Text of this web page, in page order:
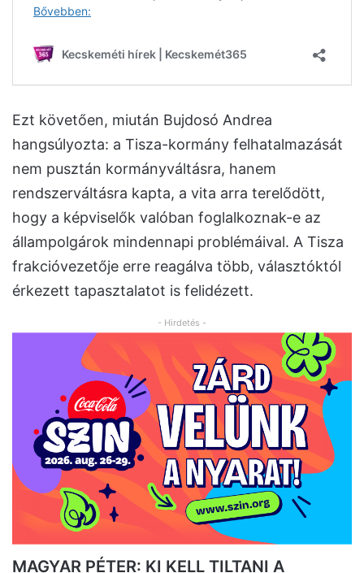
Ezt követően, miután Bujdosó Andrea
hangsúlyozta: a Tisza-kormány felhatalmazását
nem pusztán kormányváltásra, hanem
rendszerváltásra kapta, a vita arra terelődött,
hogy a képviselők valóban foglalkoznak-e az
állampolgárok mindennapi problémáival. A Tisza
frakcióvezetője erre reagálva több, választóktól
érkezett tapasztalatot is felidézett.
- Hirdetés -
MAGYAR PÉTER: KI KELL TILTANI A